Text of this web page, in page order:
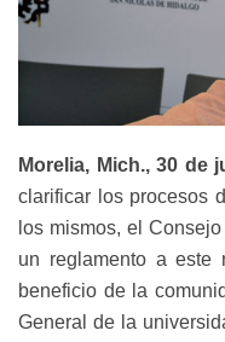
Morelia, Mich., 30 de
clarificar los procesos
los mismos, el
un reglamento a este
beneficio de la
General de la